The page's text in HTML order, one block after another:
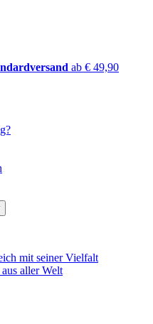
ab € 49,90
mit seiner Vielfalt
aller Welt